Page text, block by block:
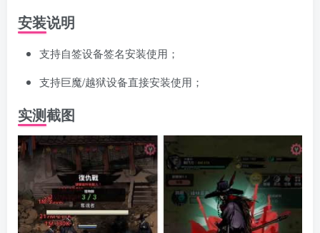
安装说明
支持自签设备签名安装使用；
支持巨魔/越狱设备直接安装使用；
实测截图